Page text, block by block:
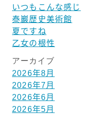
いつもこんな感じ
泰巖歴史美術館
夏ですね
乙女の根性
アーカイブ
2026年8月
2026年7月
2026年6月
2026年5月